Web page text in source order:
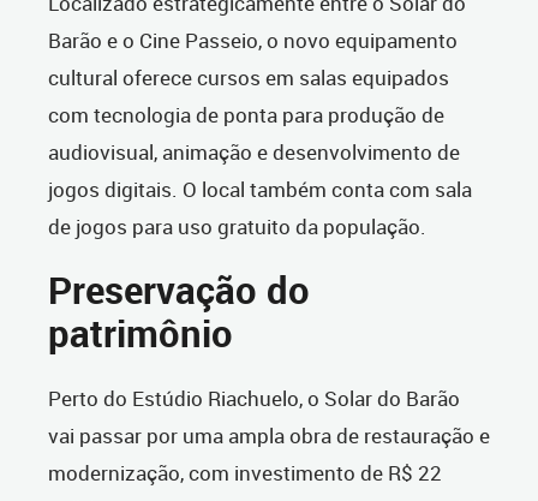
Barão e o Cine Passeio, o novo equipamento
cultural oferece cursos em salas equipados
com tecnologia de ponta para produção de
audiovisual, animação e desenvolvimento de
jogos digitais. O local também conta com sala
de jogos para uso gratuito da população.
Preservação do
patrimônio
Perto do Estúdio Riachuelo, o Solar do Barão
vai passar por uma ampla obra de restauração e
modernização, com investimento de R$ 22